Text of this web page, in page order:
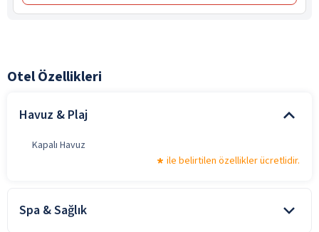
Otel Özellikleri
Havuz & Plaj
Kapalı Havuz
ile belirtilen özellikler ücretlidir.
Spa & Sağlık